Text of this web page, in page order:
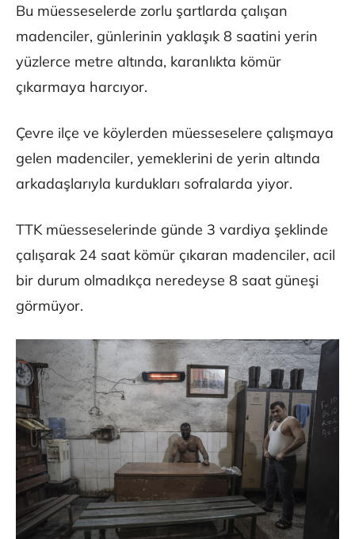
Bu müesseselerde zorlu şartlarda çalışan
madenciler, günlerinin yaklaşık 8 saatini yerin
yüzlerce metre altında, karanlıkta kömür
çıkarmaya harcıyor.
Çevre ilçe ve köylerden müesseselere çalışmaya
gelen madenciler, yemeklerini de yerin altında
arkadaşlarıyla kurdukları sofralarda yiyor.
TTK müesseselerinde günde 3 vardiya şeklinde
çalışarak 24 saat kömür çıkaran madenciler, acil
bir durum olmadıkça neredeyse 8 saat güneşi
görmüyor.